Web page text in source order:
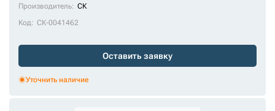
Производитель: СК
Код: СК-0041462
Оставить заявку
Уточнить наличие